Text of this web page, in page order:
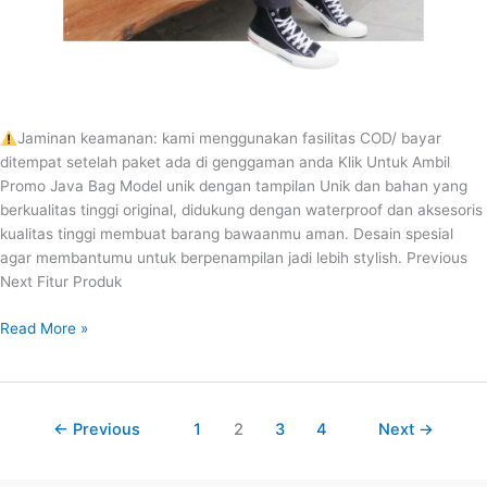
Jaminan keamanan: kami menggunakan fasilitas COD/ bayar
ditempat setelah paket ada di genggaman anda Klik Untuk Ambil
Promo Java Bag Model unik dengan tampilan Unik dan bahan yang
berkualitas tinggi original, didukung dengan waterproof dan aksesoris
kualitas tinggi membuat barang bawaanmu aman. Desain spesial
agar membantumu untuk berpenampilan jadi lebih stylish. Previous
Next Fitur Produk
Read More »
← Previous 1 2 3 4 Next →